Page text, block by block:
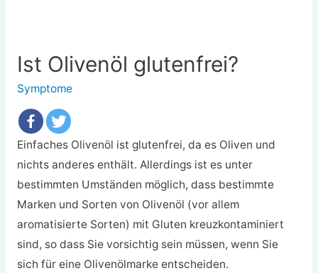
Ist Olivenöl glutenfrei?
Symptome
Einfaches Olivenöl ist glutenfrei, da es Oliven und
nichts anderes enthält. Allerdings ist es unter
bestimmten Umständen möglich, dass bestimmte
Marken und Sorten von Olivenöl (vor allem
aromatisierte Sorten) mit Gluten kreuzkontaminiert
sind, so dass Sie vorsichtig sein müssen, wenn Sie
sich für eine Olivenölmarke entscheiden.